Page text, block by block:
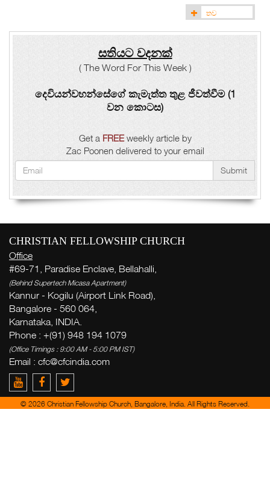
තව
සතියට වදනක්
( The Word For This Week )
දෙවියන්වහන්සේගේ කැමැත්ත තුළ ජීවත්වීම (1
වන කොටස)
Get a FREEweekly article by
Zac Poonen delivered to your email
Submit
CHRISTIAN FELLOWSHIP CHURCH
Office
#69-71, Paradise Enclave, Bellahalli,
(Behind Supertech Micasa Apartment)
Kannur - Kogilu (Airport Link Road),
Bangalore - 560 064,
Karnataka, INDIA.
Phone : +(91) 948 194 1079
(Office Timings : 9:00 AM - 5:00 PM IST)
Email : cfc@cfcindia.com
© 2026 Christian Fellowship Church, Bangalore, India. All Rights Reserved.